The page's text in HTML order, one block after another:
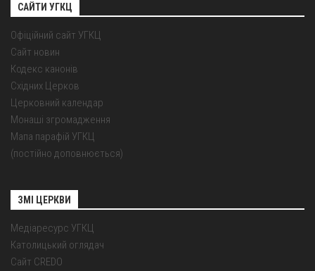
САЙТИ УГКЦ
Офіційний сайт УГКЦ
Сайт новин
Кодекс канонів
Східних Церков
Церковний календар
Монаші згромадження
Мапа парафій УГКЦ
(постійно доповнюється)
ЗМІ ЦЕРКВИ
Медіаресурс УГКЦ
Католицький оглядач
Сайт CREDO